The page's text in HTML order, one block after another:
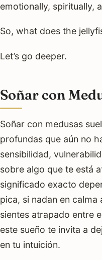
emotionally, spiritually,
So, what does the
Let’s go deeper.
Soñar con
Soñar con medusas
profundas que aún no
sensibilidad,
sobre algo que te está
significado exacto
pica, si nadan en
sientes atrapado entre
este sueño te invita a
en tu intuición.